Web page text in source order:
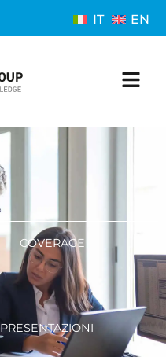
IT EN
COVERAGE
PRESENTAZIONI